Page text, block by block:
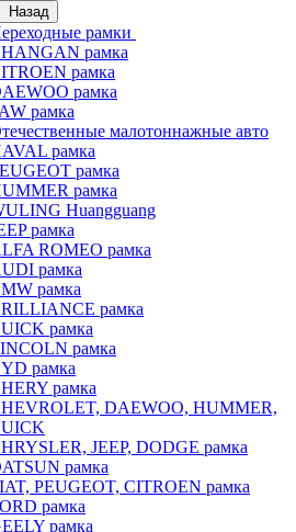
Назад
рамки
рамка
рамка
рамка
рамка
малотоннажные авто
рамка
рамка
рамка
Huangguang
рамка
ROMEO рамка
рамка
рамка
рамка
рамка
рамка
рамка
рамка
DAEWOO, HUMMER,
JEEP, DODGE рамка
рамка
PEUGEOT, CITROEN рамка
рамка
рамка